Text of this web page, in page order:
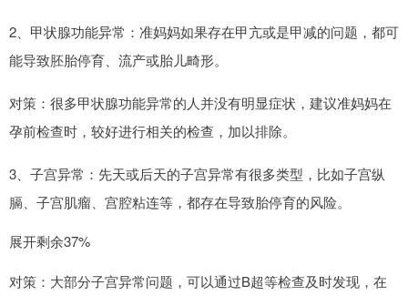
2、甲状腺功能异常：准妈妈如果存在甲亢或是甲减的问题，都可
能导致胚胎停育、流产或胎儿畸形。
对策：很多甲状腺功能异常的人并没有明显症状，建议准妈妈在
孕前检查时，较好进行相关的检查，加以排除。
3、子宫异常：先天或后天的子宫异常有很多类型，比如子宫纵
膈、子宫肌瘤、宫腔粘连等，都存在导致胎停育的风险。
展开剩余37%
对策：大部分子宫异常问题，可以通过B超等检查及时发现，在